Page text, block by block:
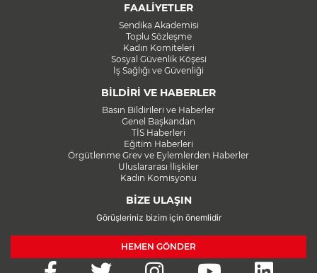
FAALİYETLER
Sendika Akademisi
Toplu Sözleşme
Kadın Komiteleri
Sosyal Güvenlik Köşesi
İş Sağlığı ve Güvenliği
BİLDİRİ VE HABERLER
Basın Bildirileri ve Haberler
Genel Başkandan
TİS Haberleri
Eğitim Haberleri
Örgütlenme Grev ve Eylemlerden Haberler
Uluslararası İlişkiler
Kadın Komisyonu
BİZE ULAŞIN
Görüşleriniz bizim için önemlidir
HEMEN GÖNDER